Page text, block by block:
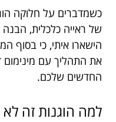
כשמדברים על חלוקה
של ראייה כלכלית, הבנה
הישארו איתי, כי בסוף
את התהליך עם מינימום
החדשים שלכם.
למה הוגנות זה